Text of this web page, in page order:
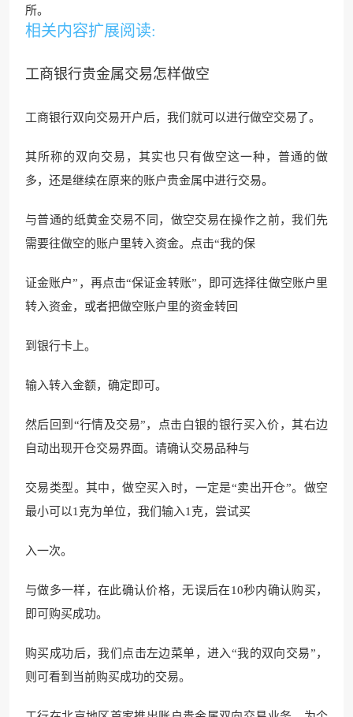
所。
相关内容扩展阅读:
工商银行贵金属交易怎样做空
工商银行双向交易开户后，我们就可以进行做空交易了。
其所称的双向交易，其实也只有做空这一种，普通的做
多，还是继续在原来的账户贵金属中进行交易。
与普通的纸黄金交易不同，做空交易在操作之前，我们先
需要往做空的账户里转入资金。点击“我的保
证金账户”，再点击“保证金转账”，即可选择往做空账户里
转入资金，或者把做空账户里的资金转回
到银行卡上。
输入转入金额，确定即可。
然后回到“行情及交易”，点击白银的银行买入价，其右边
自动出现开仓交易界面。请确认交易品种与
交易类型。其中，做空买入时，一定是“卖出开仓”。做空
最小可以1克为单位，我们输入1克，尝试买
入一次。
与做多一样，在此确认价格，无误后在10秒内确认购买，
即可购买成功。
购买成功后，我们点击左边菜单，进入“我的双向交易”，
则可看到当前购买成功的交易。